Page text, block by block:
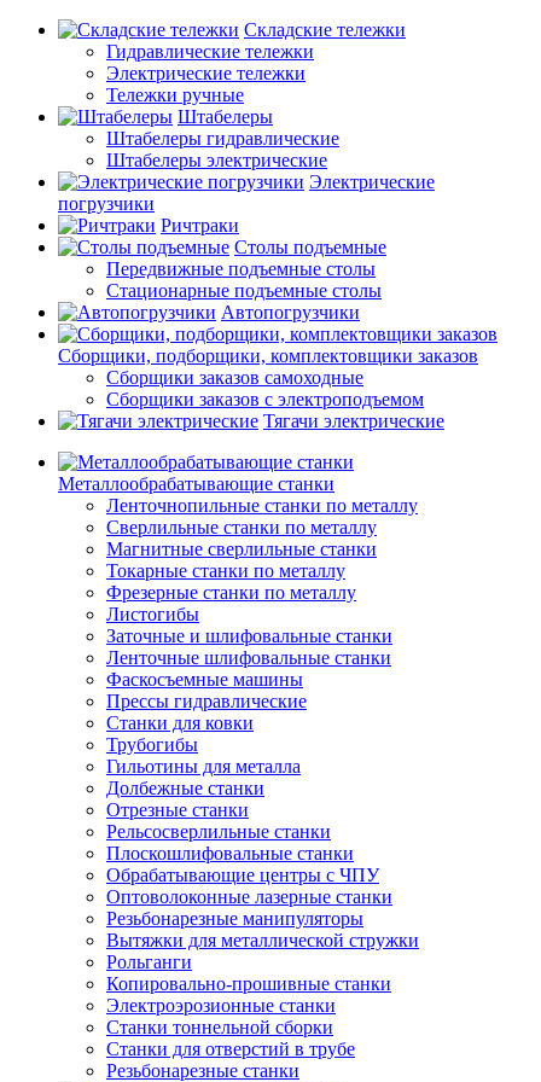
Складские тележки
Гидравлические тележки
Электрические тележки
Тележки ручные
Штабелеры
Штабелеры гидравлические
Штабелеры электрические
Электрические
погрузчики
Ричтраки
Столы подъемные
Передвижные подъемные столы
Стационарные подъемные столы
Автопогрузчики
Сборщики, подборщики, комплектовщики заказов
Сборщики заказов самоходные
Сборщики заказов с электроподъемом
Тягачи электрические
Металлообрабатывающие станки
Ленточнопильные станки по металлу
Сверлильные станки по металлу
Магнитные сверлильные станки
Токарные станки по металлу
Фрезерные станки по металлу
Листогибы
Заточные и шлифовальные станки
Ленточные шлифовальные станки
Фаскосъемные машины
Прессы гидравлические
Станки для ковки
Трубогибы
Гильотины для металла
Долбежные станки
Отрезные станки
Рельсосверлильные станки
Плоскошлифовальные станки
Обрабатывающие центры с ЧПУ
Оптоволоконные лазерные станки
Резьбонарезные манипуляторы
Вытяжки для металлической стружки
Рольганги
Копировально-прошивные станки
Электроэрозионные станки
Станки тоннельной сборки
Станки для отверстий в трубе
Резьбонарезные станки